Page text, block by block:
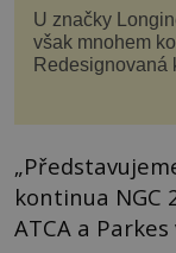
U značky
však mnohem
Redesignovaná
je značka
kontinua NGC
ATCA a